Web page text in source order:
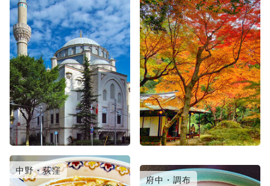
中野・荻窪
日暮里・北千住
府中・調布